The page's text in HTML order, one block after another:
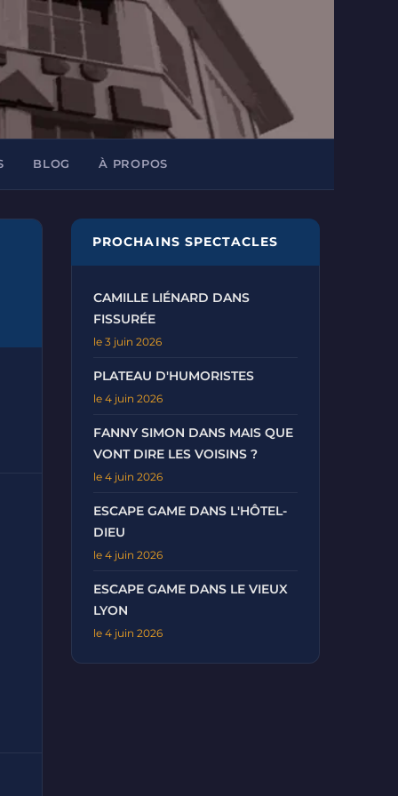
BLOG À PROPOS
PROCHAINS SPECTACLES
CAMILLE LIÉNARD DANS
FISSURÉE
le 3 juin 2026
PLATEAU D'HUMORISTES
le 4 juin 2026
FANNY SIMON DANS MAIS QUE
VONT DIRE LES VOISINS ?
le 4 juin 2026
ESCAPE GAME DANS L'HÔTEL-
DIEU
le 4 juin 2026
ESCAPE GAME DANS LE VIEUX
LYON
le 4 juin 2026